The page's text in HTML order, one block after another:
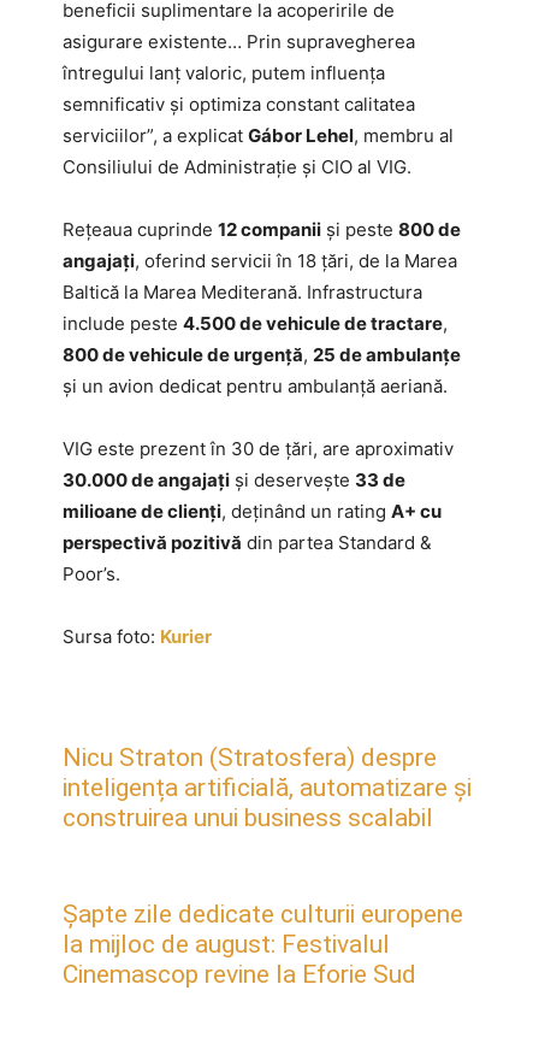
beneficii suplimentare la acoperirile de
asigurare existente… Prin supravegherea
întregului lanț valoric, putem influența
semnificativ și optimiza constant calitatea
serviciilor”, a explicat Gábor Lehel, membru al
Consiliului de Administrație și CIO al VIG.
Rețeaua cuprinde 12 companii și peste 800 de
angajați, oferind servicii în 18 țări, de la Marea
Baltică la Marea Mediterană. Infrastructura
include peste 4.500 de vehicule de tractare,
800 de vehicule de urgență, 25 de ambulanțe
și un avion dedicat pentru ambulanță aeriană.
VIG este prezent în 30 de țări, are aproximativ
30.000 de angajați și deservește 33 de
milioane de clienți, deținând un rating A+ cu
perspectivă pozitivă din partea Standard &
Poor’s.
Sursa foto: Kurier
Nicu Straton (Stratosfera) despre
inteligența artificială, automatizare și
construirea unui business scalabil
Șapte zile dedicate culturii europene
la mijloc de august: Festivalul
Cinemascop revine la Eforie Sud